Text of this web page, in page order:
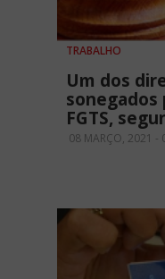
TRABALHO
Um dos
sonegados
FGTS,
08 MARÇO, 2021 -